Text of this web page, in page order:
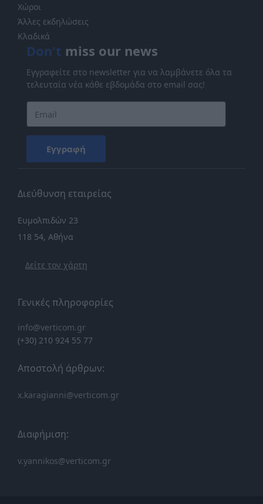
Χώροι
Άλλες εκδηλώσεις
Κλαδικά
Don't miss our news
Εγγραφείτε στο newsletter για να λαμβάνετε όλα τα
τελευταία νέα κάθε εβδομάδα στο email σας!
Εγγραφή
Διεύθυνση εταιρείας
Ευμολπιδών 23
118 54, Αθήνα
Δείτε τον χάρτη
Γενικές πληροφορίες
info@verticom.gr
(+30) 210 924 55 77
Αποστολή άρθρων:
x.karagianni@verticom.gr
Διαφήμιση:
v.yannikos@verticom.gr